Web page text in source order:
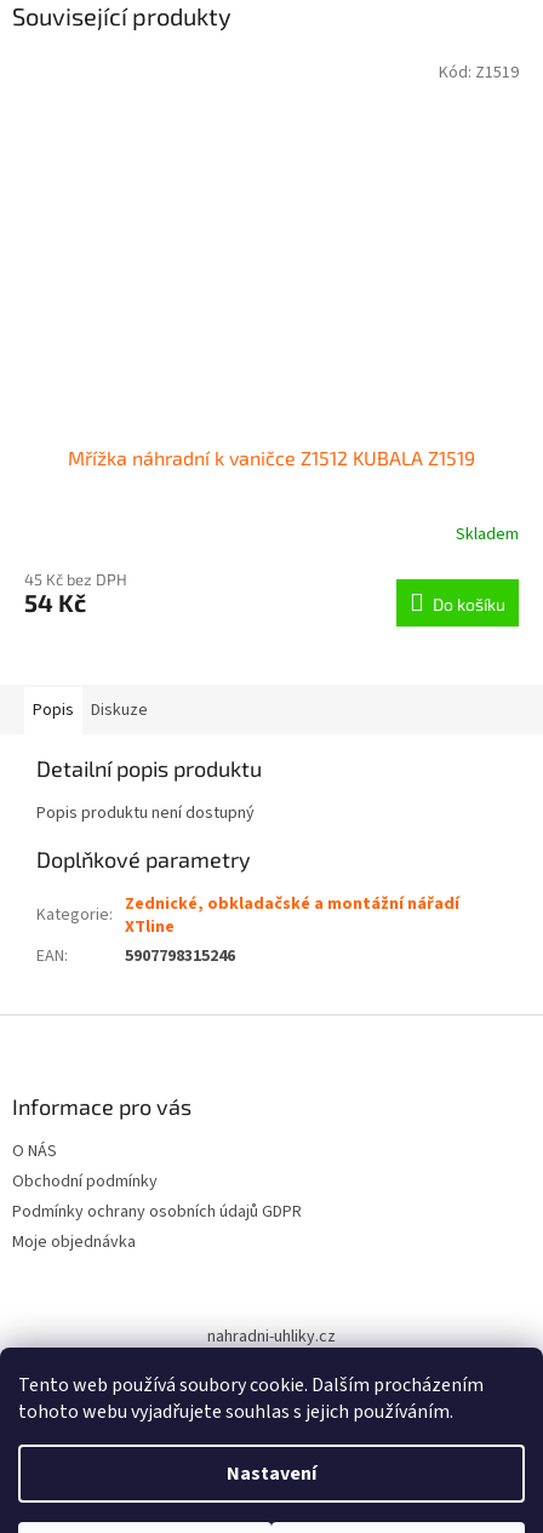
Tento web používá soubory cookie. Dalším procházením
tohoto webu vyjadřujete souhlas s jejich používáním.
Nastavení
Související produkty
Mřížka náhradní k vaničce Z1512 KUBALA Z1519
Skladem
45 Kč bez DPH
54 Kč Do košíku
Kód: Z1519
Popis Diskuze
Detailní popis produktu
Popis produktu není dostupný
Doplňkové parametry
Kategorie: Zednické, obkladačské a montážní nářadí
XTline
EAN: 5907798315246
Informace pro vás
O NÁS
Obchodní podmínky
Podmínky ochrany osobních údajů GDPR
Moje objednávka
nahradni-uhliky.cz